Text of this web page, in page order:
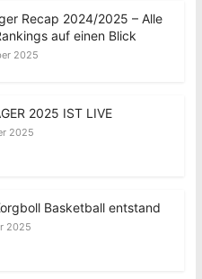
Recap 2024/2025 – Alle
auf einen Blick
2025
2025 IST LIVE
2025
Basketball entstand
2025